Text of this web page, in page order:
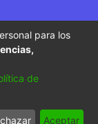
de Educación
y vigilancia
Nacional.
Send
para los
de
Aceptar